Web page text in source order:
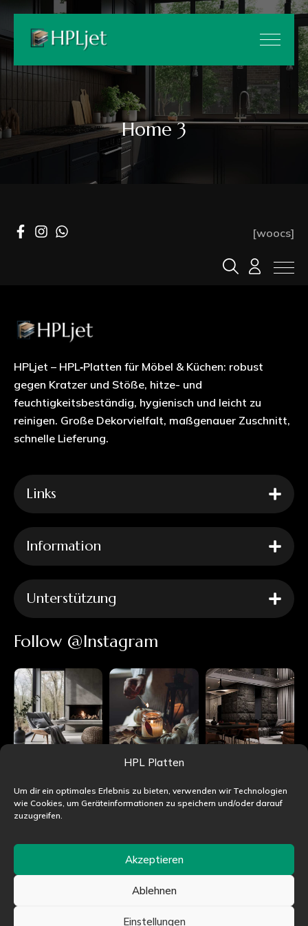
HPL Platten
Um dir ein optimales Erlebnis zu bieten, verwenden wir Technologien
wie Cookies, um Geräteinformationen zu speichern und/oder darauf
zuzugreifen.
Akzeptieren
Ablehnen
Einstellungen
Home 3
[woocs]
HPLjet – HPL‑Platten für Möbel & Küchen: robust
gegen Kratzer und Stöße, hitze- und
feuchtigkeitsbeständig, hygienisch und leicht zu
reinigen. Große Dekorvielfalt, maßgenauer Zuschnitt,
schnelle Lieferung.
Links
Information
Unterstützung
Follow @Instagram
©HPLjet.de alle Rechte vorbehalten